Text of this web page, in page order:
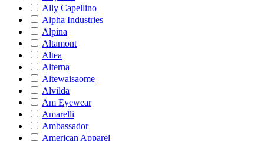
Ally Capellino
Alpha Industries
Alpina
Altamont
Altea
Alterna
Altewaisaome
Alvilda
Am Eyewear
Amarelli
Ambassador
American Apparel